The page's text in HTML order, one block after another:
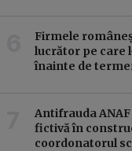
Firmele
lucrător pe care
înainte de
Antifrauda
fictivă în
coordonatorul